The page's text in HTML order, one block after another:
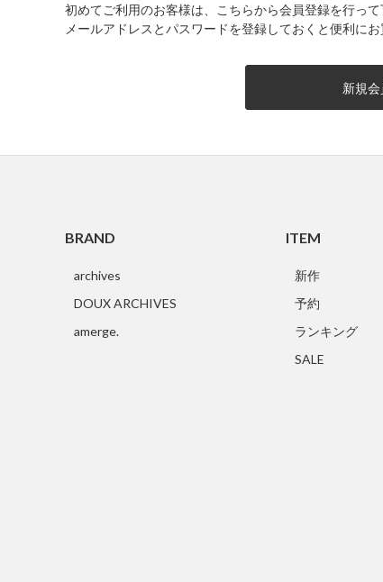
初めてご利用のお客様は、こちらから会員登録を行って
メールアドレスとパスワードを登録しておくと便利に
BRAND
archives
DOUX ARCHIVES
amerge.
ITEM
新作
予約
ランキング
SALE